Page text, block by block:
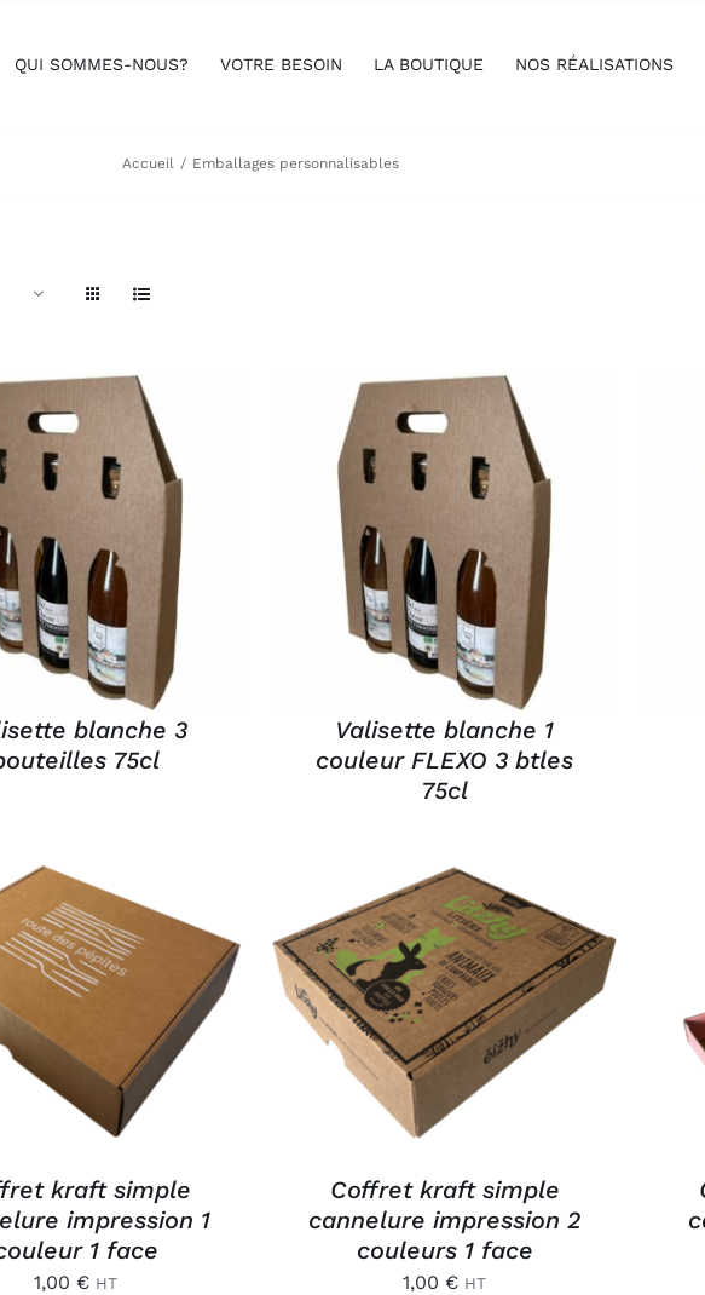
QUI SOMMES-NOUS? VOTRE BESOIN LA BOUTIQUE NOS RÉALISATIONS
Accueil Emballages personnalisables
APERÇU
blanche 3
75cl
APERÇU
Valisette blanche 1
couleur FLEXO 3 btles
75cl
AU PANIER
kraft simple
impression 1
1 face
1,00 € HT
AJOUTER AU PANIER
/
APERÇU
Coffret kraft simple
cannelure impression 2
couleurs 1 face
1,00 € HT